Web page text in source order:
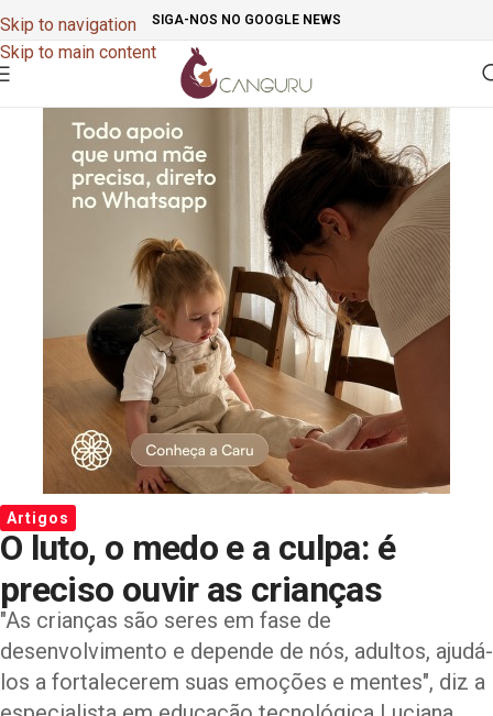
Skip to navigation
Skip to main content
SIGA-NOS NO GOOGLE NEWS
Artigos
O luto, o medo e a culpa: é
preciso ouvir as crianças
"As crianças são seres em fase de
desenvolvimento e depende de nós, adultos, ajudá-
los a fortalecerem suas emoções e mentes", diz a